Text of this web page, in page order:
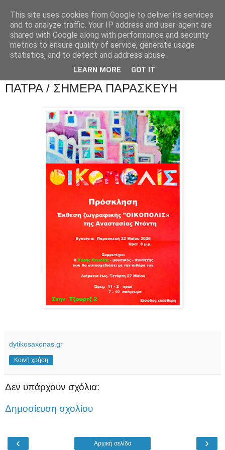
ΠΑΤΡΑ / ΣΗΜΕΡΑ ΠΑΡΑΣΚΕΥΗ
dytikosaxonas.gr
Κοινή χρήση
Δεν υπάρχουν σχόλια:
Δημοσίευση σχολίου
‹ ›
Αρχική σελίδα
This site uses cookies from Google to deliver its services
and to analyze traffic. Your IP address and user-agent are
shared with Google along with performance and security
metrics to ensure quality of service, generate usage
statistics, and to detect and address abuse.
LEARN MORE GOT IT